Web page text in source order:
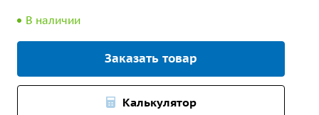
В наличии
Заказать товар
Калькулятор